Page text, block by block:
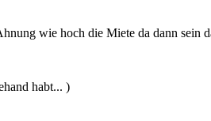
wie hoch die Miete da dann sein
habt... )